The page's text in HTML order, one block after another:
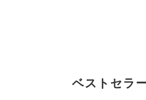
ベストセラ